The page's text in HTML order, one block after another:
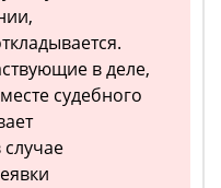
в деле,
судебного
случае